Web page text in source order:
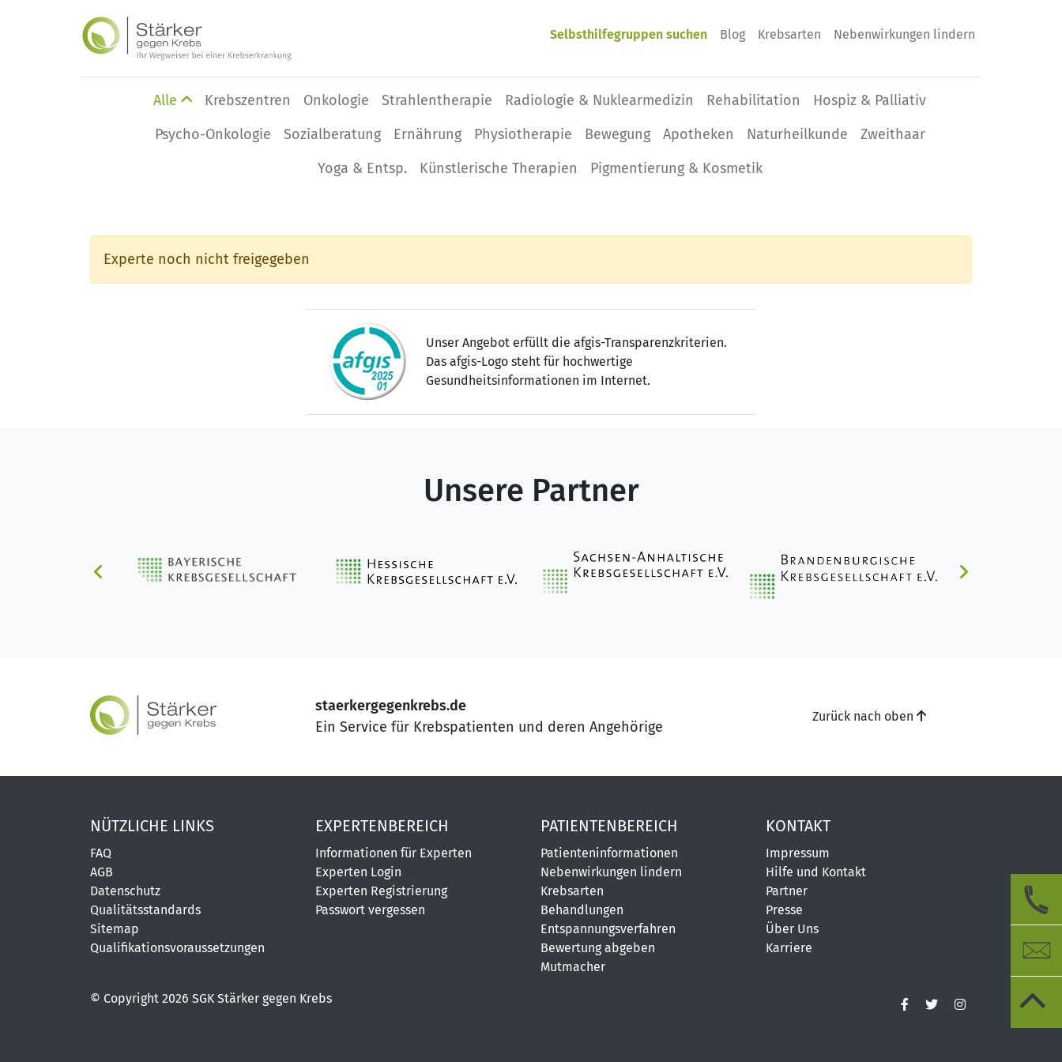
Selbsthilfegruppen suchen Blog Krebsarten Nebenwirkungen lindern
Alle Krebszentren Onkologie Strahlentherapie Radiologie & Nuklearmedizin Rehabilitation
Hospiz & Palliativ
Psycho-Onkologie
Sozialberatung Ernährung Physio­therapie Bewegung Apotheken Naturheilkunde
Zweithaar
Yoga & Entsp.
Künstlerische Therapien Pigmentierung & Kosmetik
Experte noch nicht freigegeben
Unser Angebot erfüllt die afgis-Transparenzkriterien.
Das afgis-Logo steht für hochwertige
Gesundheitsinformationen im Internet.
Unsere Partner
staerkergegenkrebs.de
Ein Service für Krebspatienten und deren Angehörige
Zurück nach oben
NÜTZLICHE LINKS
FAQ
AGB
Datenschutz
Qualitätsstandards
Sitemap
Qualifikationsvoraussetzungen
EXPERTENBEREICH
Informationen für Experten
Experten Login
Experten Registrierung
Passwort vergessen
PATIENTENBEREICH
Patienteninformationen
Nebenwirkungen lindern
Krebsarten
Behandlungen
Entspannungsverfahren
Bewertung abgeben
Mutmacher
KONTAKT
Impressum
Hilfe und Kontakt
Partner
Presse
Über Uns
Karriere
© Copyright 2026 SGK Stärker gegen Krebs